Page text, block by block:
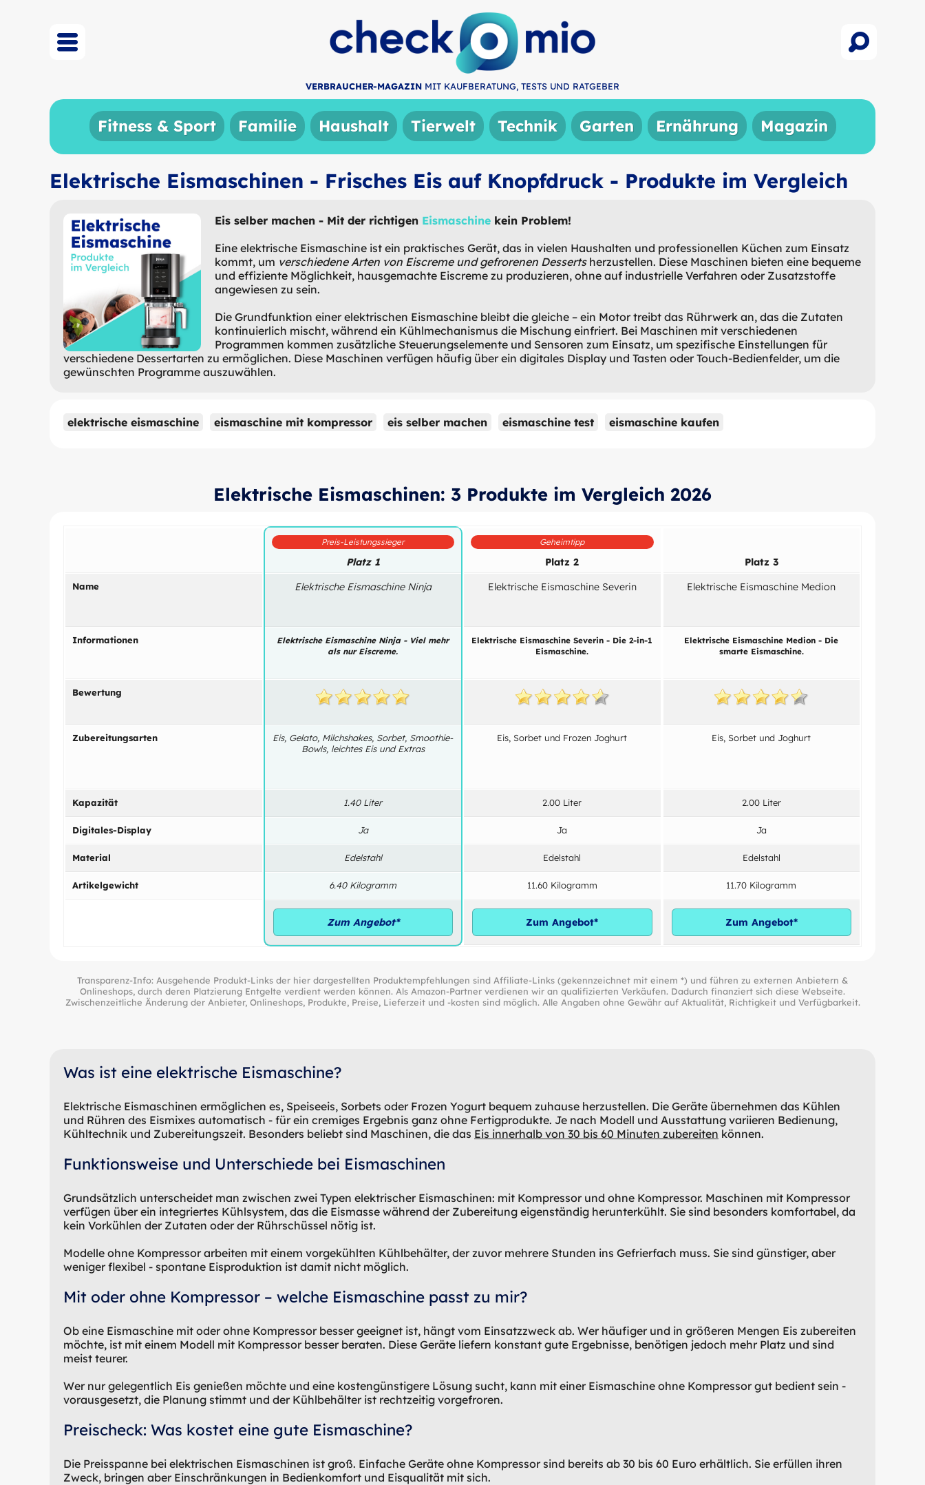
VERBRAUCHER-MAGAZIN MIT KAUFBERATUNG, TESTS UND RATGEBER
Fitness & Sport Familie Haushalt Tierwelt Technik Garten Ernährung Magazin
Elektrische Eismaschinen - Frisches Eis auf Knopfdruck - Produkte im Vergleich
Eis selber machen - Mit der richtigen Eismaschine kein Problem!
Eine elektrische Eismaschine ist ein praktisches Gerät, das in vielen Haushalten und professionellen Küchen zum Einsatz
kommt, um verschiedene Arten von Eiscreme und gefrorenen Dessertsherzustellen. Diese Maschinen bieten eine bequeme
und effiziente Möglichkeit, hausgemachte Eiscreme zu produzieren, ohne auf industrielle Verfahren oder Zusatzstoffe
angewiesen zu sein.
Die Grundfunktion einer elektrischen Eismaschine bleibt die gleiche – ein Motor treibt das Rührwerk an, das die Zutaten
kontinuierlich mischt, während ein Kühlmechanismus die Mischung einfriert. Bei Maschinen mit verschiedenen
Programmen kommen zusätzliche Steuerungselemente und Sensoren zum Einsatz, um spezifische Einstellungen für
verschiedene Dessertarten zu ermöglichen. Diese Maschinen verfügen häufig über ein digitales Display und Tasten oder Touch-Bedienfelder, um die
gewünschten Programme auszuwählen.
elektrische eismaschine eismaschine mit kompressor eis selber machen eismaschine test eismaschine kaufen
Elektrische Eismaschinen: 3 Produkte im Vergleich 2026
Name
Informationen
Bewertung
Zubereitungsarten
Kapazität
Digitales-Display
Material
Artikelgewicht
Preis-Leistungssieger
Platz 1
Elektrische Eismaschine Ninja
Elektrische Eismaschine Ninja - Viel mehr
als nur Eiscreme.
Eis, Gelato, Milchshakes, Sorbet, Smoothie-
Bowls, leichtes Eis und Extras
1.40 Liter
Ja
Edelstahl
6.40 Kilogramm
Zum Angebot*
Geheimtipp
Platz 2
Elektrische Eismaschine Severin
Elektrische Eismaschine Severin - Die 2-in-1
Eismaschine.
Eis, Sorbet und Frozen Joghurt
2.00 Liter
Ja
Edelstahl
11.60 Kilogramm
Zum Angebot*
Platz 3
Elektrische Eismaschine Medion
Elektrische Eismaschine Medion - Die
smarte Eismaschine.
Eis, Sorbet und Joghurt
2.00 Liter
Ja
Edelstahl
11.70 Kilogramm
Zum Angebot*
Transparenz-Info: Ausgehende Produkt-Links der hier dargestellten Produktempfehlungen sind Affiliate-Links (gekennzeichnet mit einem *) und führen zu externen Anbietern &
Onlineshops, durch deren Platzierung Entgelte verdient werden können. Als Amazon-Partner verdienen wir an qualifizierten Verkäufen. Dadurch finanziert sich diese Webseite.
Zwischenzeitliche Änderung der Anbieter, Onlineshops, Produkte, Preise, Lieferzeit und -kosten sind möglich. Alle Angaben ohne Gewähr auf Aktualität, Richtigkeit und Verfügbarkeit.
Was ist eine elektrische Eismaschine?
Elektrische Eismaschinen ermöglichen es, Speiseeis, Sorbets oder Frozen Yogurt bequem zuhause herzustellen. Die Geräte übernehmen das Kühlen
und Rühren des Eismixes automatisch - für ein cremiges Ergebnis ganz ohne Fertigprodukte. Je nach Modell und Ausstattung variieren Bedienung,
Kühltechnik und Zubereitungszeit. Besonders beliebt sind Maschinen, die das Eis innerhalb von 30 bis 60 Minuten zubereiten können.
Funktionsweise und Unterschiede bei Eismaschinen
Grundsätzlich unterscheidet man zwischen zwei Typen elektrischer Eismaschinen: mit Kompressor und ohne Kompressor. Maschinen mit Kompressor
verfügen über ein integriertes Kühlsystem, das die Eismasse während der Zubereitung eigenständig herunterkühlt. Sie sind besonders komfortabel, da
kein Vorkühlen der Zutaten oder der Rührschüssel nötig ist.
Modelle ohne Kompressor arbeiten mit einem vorgekühlten Kühlbehälter, der zuvor mehrere Stunden ins Gefrierfach muss. Sie sind günstiger, aber
weniger flexibel - spontane Eisproduktion ist damit nicht möglich.
Mit oder ohne Kompressor – welche Eismaschine passt zu mir?
Ob eine Eismaschine mit oder ohne Kompressor besser geeignet ist, hängt vom Einsatzzweck ab. Wer häufiger und in größeren Mengen Eis zubereiten
möchte, ist mit einem Modell mit Kompressor besser beraten. Diese Geräte liefern konstant gute Ergebnisse, benötigen jedoch mehr Platz und sind
meist teurer.
Wer nur gelegentlich Eis genießen möchte und eine kostengünstigere Lösung sucht, kann mit einer Eismaschine ohne Kompressor gut bedient sein -
vorausgesetzt, die Planung stimmt und der Kühlbehälter ist rechtzeitig vorgefroren.
Preischeck: Was kostet eine gute Eismaschine?
Die Preisspanne bei elektrischen Eismaschinen ist groß. Einfache Geräte ohne Kompressor sind bereits ab 30 bis 60 Euro erhältlich. Sie erfüllen ihren
Zweck, bringen aber Einschränkungen in Bedienkomfort und Eisqualität mit sich.